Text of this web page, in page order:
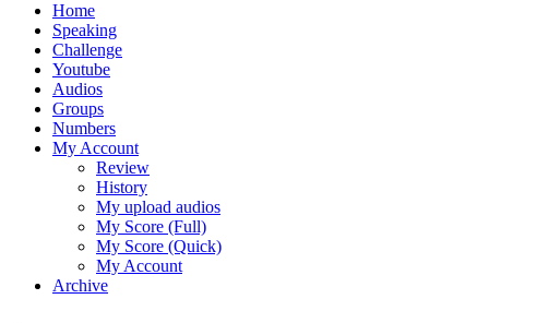
Home
Speaking
Challenge
Youtube
Audios
Groups
Numbers
My Account
Review
History
My upload audios
My Score (Full)
My Score (Quick)
My Account
Archive